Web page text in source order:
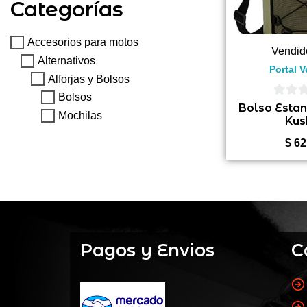
Portal
0
Bolso
$
Categorías
Accesorios para motos
Alternativos
Alforjas y Bolsos
Bolsos
Mochilas
Pagos y Envios